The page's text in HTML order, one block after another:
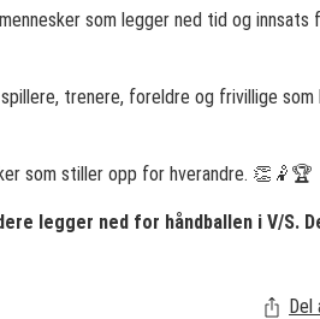
som legger ned tid og innsats
trenere, foreldre og frivillige
som stiller opp for hverandre. 👏🤾🏆
legger ned for håndballen i V/S.
Del